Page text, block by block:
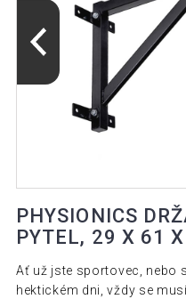
PHYSIONICS
PYTEL, 29 X 61
Ať už jste sportovec, nebo
hektickém dni, vždy se